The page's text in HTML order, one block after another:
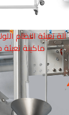
آلة تعبئة النظام
ماكينة تعبئة